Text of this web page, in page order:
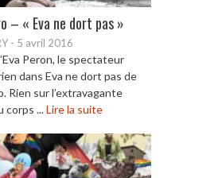
– « Eva ne dort pas »
- 5 avril 2016
Peron, le spectateur
dans Eva ne dort pas de
Rien sur l’extravagante
corps ...Lire la suite